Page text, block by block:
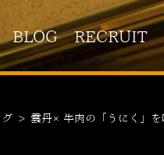
BLOG RECRUIT
グ > 雲丹×牛肉の「うにく」